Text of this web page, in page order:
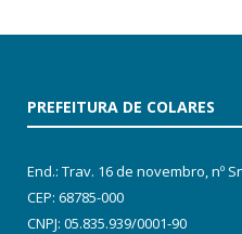
PREFEITURA DE COLARES
End.: Trav. 16 de novembro, nº
CEP: 68785-000
CNPJ: 05.835.939/0001-90